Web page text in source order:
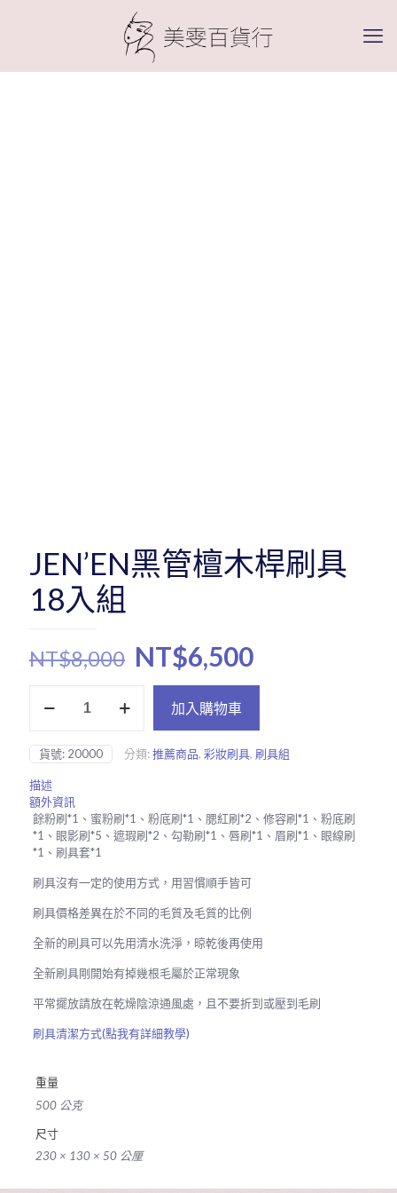
JEN’EN黑管檀木桿刷具
18入組
NT$8,000 原
始
格：
NT$8,000。
NT$6,500目
前
格：
NT$6,500。
檀
木
桿
刷
具
18
入
組
數
加入購物車
貨號: 20000 分類:推薦商品, 彩妝刷具, 刷具組
描述
額外資訊
餘粉刷*1、蜜粉刷*1、粉底刷*1、腮紅刷*2、修容刷*1、粉底刷
*1、眼影刷*5、遮瑕刷*2、勾勒刷*1、唇刷*1、眉刷*1、眼線刷
*1、刷具套*1
刷具沒有一定的使用方式，用習慣順手皆可
刷具價格差異在於不同的毛質及毛質的比例
全新的刷具可以先用清水洗淨，晾乾後再使用
全新刷具剛開始有掉幾根毛屬於正常現象
平常擺放請放在乾燥陰涼通風處，且不要折到或壓到毛刷
刷具清潔方式(點我有詳細教學)
重量
500 公克
尺寸
230 × 130 × 50 公厘